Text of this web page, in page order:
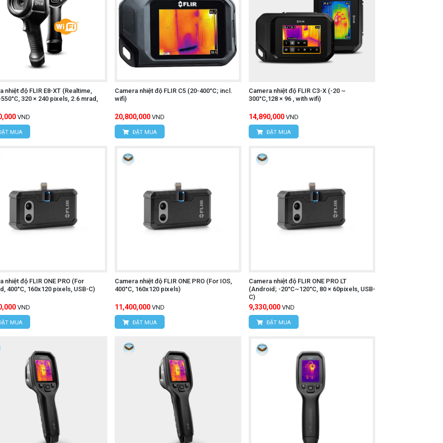
Phường Xuân Đỉnh, Quận Bắc Từ Liêm, TP Hà Nội, Việt Nam
16/28 Đỗ Xuân Hợp, Phường Mỹ Đình 1, Quận Nam Từ Liêm, TP Hà Nội
MINH
nhiệt độ FLIR E8-XT (Realtime,
320 × 240 pixels, 2.6 mrad,
VND
MUA
Camera nhiệt độ FLIR C5 (20-400°C; incl.
wifi)
20,800,000 VND
ĐẶT MUA
Camera nhiệt độ FLIR C3-X (-20 ~
300°C,128 × 96 , with wifi)
14,890,000 VND
ĐẶT MUA
nhiệt độ FLIR ONE PRO (For
400°C, 160x120 pixels, USB-C)
VND
MUA
Camera nhiệt độ FLIR ONE PRO (For IOS,
400°C, 160x120 pixels)
11,400,000 VND
ĐẶT MUA
Camera nhiệt độ FLIR ONE PRO LT
(Android; -20°C~120°C, 80 × 60pixels, USB-
C)
9,330,000 VND
ĐẶT MUA